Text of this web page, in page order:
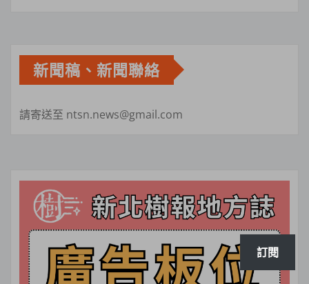
新聞稿、新聞聯絡
請寄送至 ntsn.news@gmail.com
訂閱